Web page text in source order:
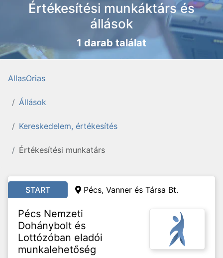
Értékesítési munkáktárs és
állások
1 darab találat
AllasOrias
Állások
Kereskedelem, értékesítés
Értékesítési munkatárs
START Pécs, Vanner és Társa Bt.
Pécs Nemzeti
Dohánybolt és
Lottózóban eladói
munkalehetőség